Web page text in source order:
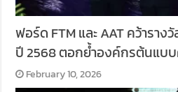
ฟอร์ด FTM และ AAT คว้าราง
ปี 2568 ตอกย้ำองค์กรต้นแบ
February 10, 2026